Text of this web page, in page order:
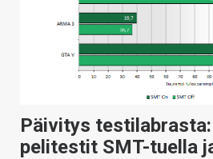
Päivitys
pelitestit SMT-tuella